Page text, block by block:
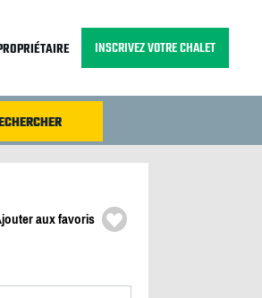
INSCRIVEZ VOTRE CHALET
aux favoris